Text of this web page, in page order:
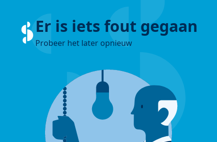
Er is iets fout gegaan
Probeer het later opnieuw